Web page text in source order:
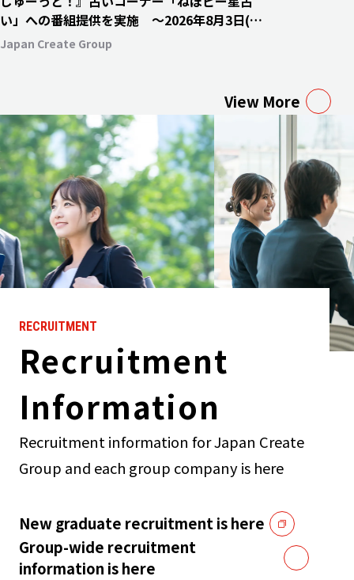
い」への番組提供を実施 〜2026年8月3日(月)
より毎週月・水・金曜日にて放送開始〜
Japan Create Group
View More
RECRUITMENT
Recruitment
Information
Recruitment information for Japan Create
Group and each group company is here
New graduate recruitment is here
Group-wide recruitment
information is here